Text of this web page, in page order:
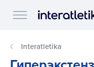
Interatletika